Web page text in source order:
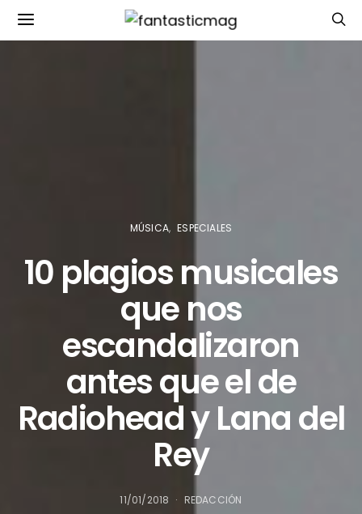
MÚSICA ESPECIALES
10 plagios musicales
que nos
escandalizaron
antes que el de
Radiohead y Lana del
Rey
11/01/2018 REDACCIÓN